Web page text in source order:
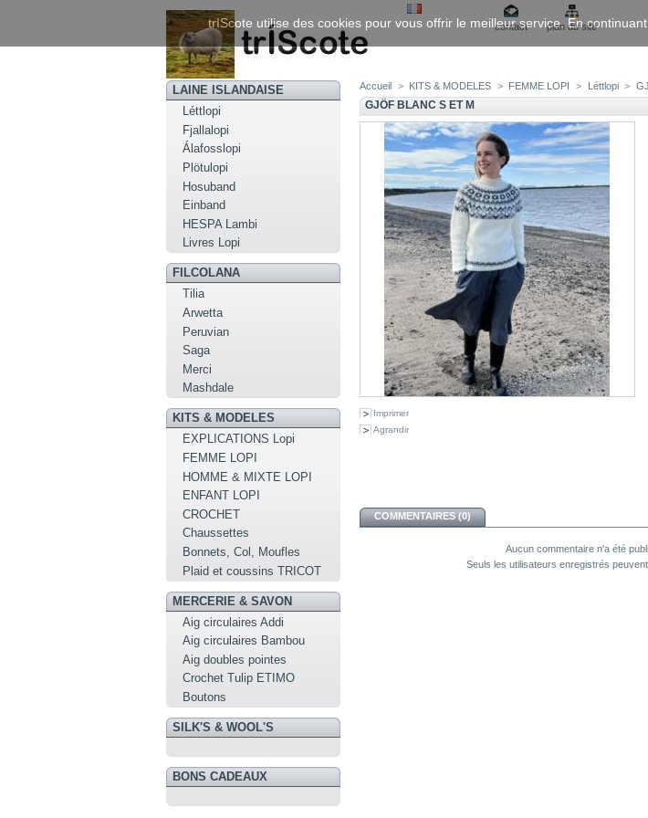
contact
plan du site
LAINE ISLANDAISE
Léttlopi
Fjallalopi
Álafosslopi
Plötulopi
Hosuband
Einband
HESPA Lambi
Livres Lopi
FILCOLANA
Tilia
Arwetta
Peruvian
Saga
Merci
Mashdale
KITS & MODELES
EXPLICATIONS Lopi
FEMME LOPI
HOMME & MIXTE LOPI
ENFANT LOPI
CROCHET
Chaussettes
Bonnets, Col, Moufles
Plaid et coussins TRICOT
MERCERIE & SAVON
Aig circulaires Addi
Aig circulaires Bambou
Aig doubles pointes
Crochet Tulip ETIMO
Boutons
SILK'S & WOOL'S
BONS CADEAUX
Accueil > KITS & MODELES > FEMME LOPI > Léttlopi >
GJÖF BLANC S ET M
Imprimer
Agrandir
COMMENTAIRES (0)
Aucun commentaire n'a été
Seuls les utilisateurs enregistrés
trIScote utilise des cookies pour vous offrir le meilleur service. En